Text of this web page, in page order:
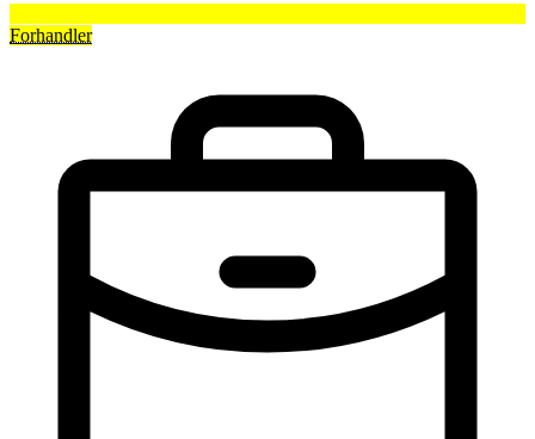
Forhandler